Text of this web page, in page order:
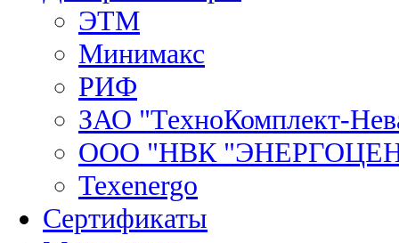
ЭТМ
Минимакс
РИФ
ЗАО "ТехноКомплект-
ООО "НВК
Texenergo
Сертификаты